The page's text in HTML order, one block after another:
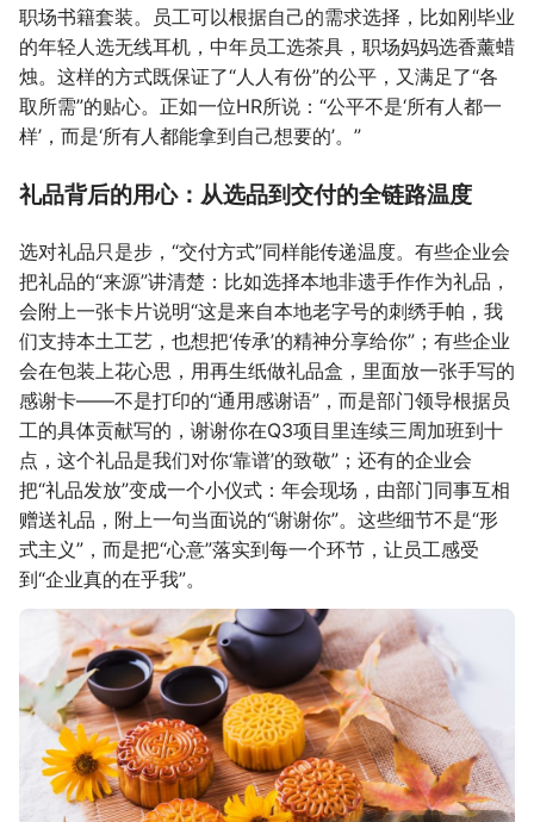
职场书籍套装。员工可以根据自己的需求选择，比如刚毕业
的年轻人选无线耳机，中年员工选茶具，职场妈妈选香薰蜡
烛。这样的方式既保证了“人人有份”的公平，又满足了“各
取所需”的贴心。正如一位HR所说：“公平不是‘所有人都一
样’，而是‘所有人都能拿到自己想要的’。”
礼品背后的用心：从选品到交付的全链路温度
选对礼品只是步，“交付方式”同样能传递温度。有些企业会
把礼品的“来源”讲清楚：比如选择本地非遗手作作为礼品，
会附上一张卡片说明“这是来自本地老字号的刺绣手帕，我
们支持本土工艺，也想把‘传承’的精神分享给你”；有些企业
会在包装上花心思，用再生纸做礼品盒，里面放一张手写的
感谢卡——不是打印的“通用感谢语”，而是部门领导根据员
工的具体贡献写的，谢谢你在Q3项目里连续三周加班到十
点，这个礼品是我们对你‘靠谱’的致敬”；还有的企业会
把“礼品发放”变成一个小仪式：年会现场，由部门同事互相
赠送礼品，附上一句当面说的“谢谢你”。这些细节不是“形
式主义”，而是把“心意”落实到每一个环节，让员工感受
到“企业真的在乎我”。